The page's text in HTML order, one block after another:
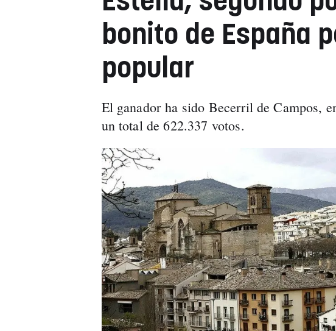
bonito de España
popular
El ganador ha sido Becerril de Campos,
un total de 622.337 votos.